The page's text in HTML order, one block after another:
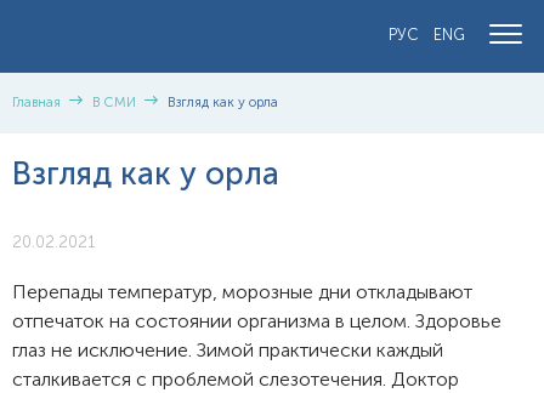
ENG
РУС
Главная В СМИ Взгляд как у орла
Взгляд как у орла
20.02.2021
Перепады температур, морозные дни откладывают
отпечаток на состоянии организма в целом. Здоровье
глаз не исключение. Зимой практически каждый
сталкивается с проблемой слезотечения. Доктор